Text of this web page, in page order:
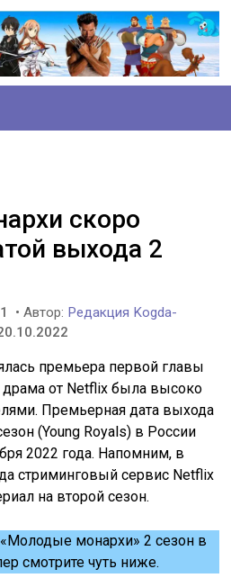
скоро
выхода 2
• Автор: Редакция Kogda-
премьера первой главы
драма от Netflix была высоко
Премьерная дата выхода
(Young Royals) в России
2022 года. Напомним, в
стриминговый сервис Netflix
на второй сезон.
монархи» 2 сезон в
смотрите чуть ниже.